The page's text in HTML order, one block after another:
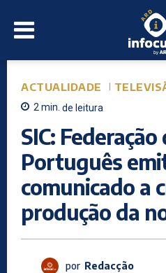
ACTUALIDADE
2min. de leitura
SIC:
Português
comunicado a
produção da
por Redacção